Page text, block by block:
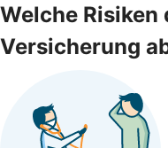
Welche Risiken
Versicherung